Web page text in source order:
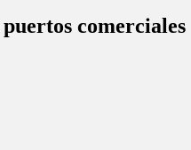
comerciales